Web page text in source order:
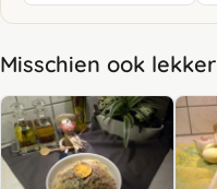
Misschien ook lekker